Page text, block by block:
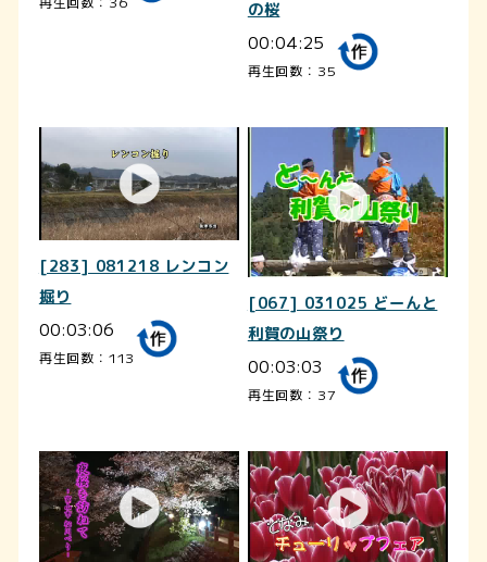
の桜
00:04:25
再生回数：35
[283] 081218 レンコン
掘り
00:03:06
再生回数：113
[067] 031025 どーんと
利賀の山祭り
00:03:03
再生回数：37